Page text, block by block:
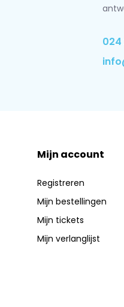
024
Mijn account
Registreren
Mijn bestellingen
Mijn tickets
Mijn verlanglijst